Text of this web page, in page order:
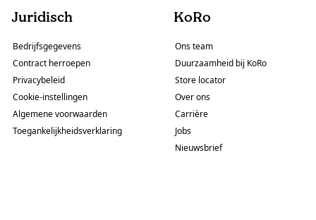
Juridisch
Bedrijfsgegevens
Contract herroepen
Privacybeleid
Cookie-instellingen
Algemene voorwaarden
Toegankelijkheidsverklaring
KoRo
Ons team
Duurzaamheid bij KoRo
Store locator
Over ons
Carrière
Jobs
Nieuwsbrief